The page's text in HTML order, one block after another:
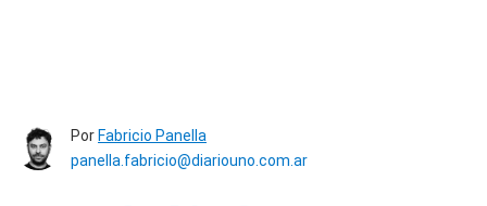
Por Fabricio Panella
panella.fabricio@diariouno.com.ar